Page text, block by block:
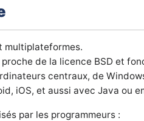
multiplateformes.
de la licence BSD et
centraux, de
iOS, et aussi avec Java ou
par les programmeurs :